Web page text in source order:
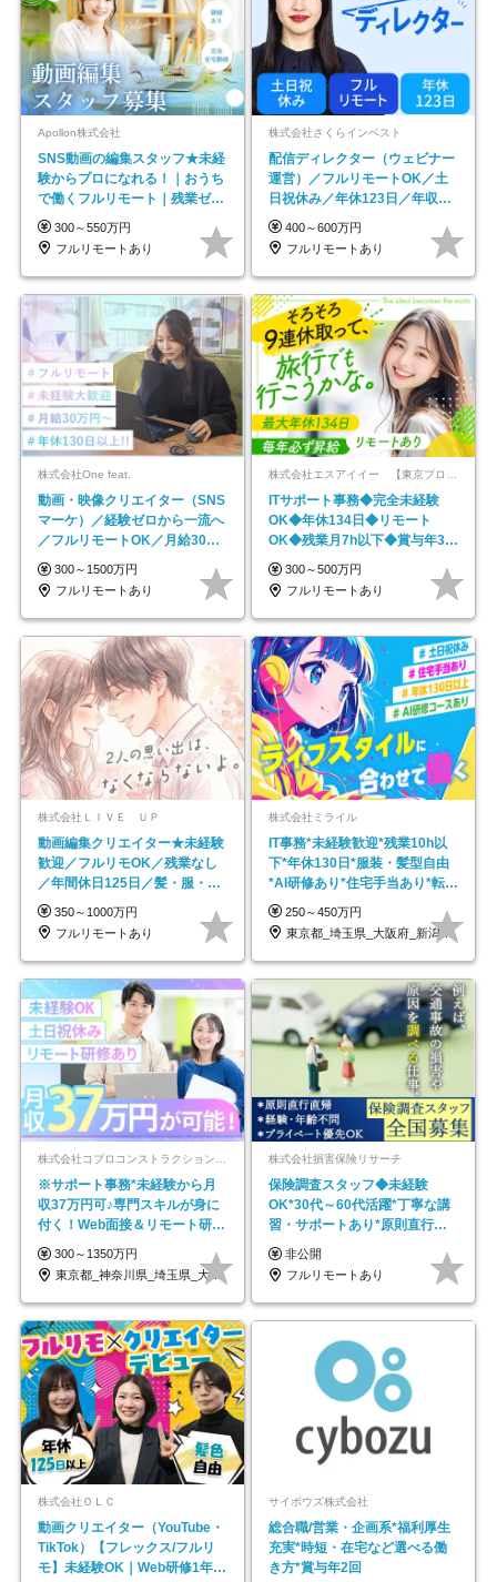
Apollon株式会社
SNS動画の編集スタッフ★未経
験からプロになれる！｜おうち
で働くフルリモート｜残業ゼロ
で18時退勤◎
300～550万円
フルリモートあり
株式会社さくらインベスト
配信ディレクター（ウェビナー
運営）／フルリモートOK／土
日祝休み／年休123日／年収
600万円可
400～600万円
フルリモートあり
株式会社One feat.
動画・映像クリエイター（SNS
マーケ）／経験ゼロから一流へ
／フルリモートOK／月給30万
円～／年休130日以上
300～1500万円
フルリモートあり
ITサポート事務◆完全未経験
OK◆年休134日◆リモート
OK◆残業月7h以下◆賞与年3回
◆5年目まで必ず昇給
300～500万円
フルリモートあり
株式会社ＬＩＶＥ ＵＰ
動画編集クリエイター★未経験
歓迎／フルリモOK／残業なし
／年間休日125日／髪・服・ネ
イル自由／研修充実で安心
350～1000万円
フルリモートあり
株式会社ミライル
IT事務*未経験歓迎*残業10h以
下*年休130日*服装・髪型自由
*AI研修あり*住宅手当あり*転勤
なし
250～450万円
東京都_埼玉県_大阪府_新潟県_福岡県
※サポート事務*未経験から月
収37万円可♪専門スキルが身に
付く！Web面接＆リモート研修
も充実♪/a
300～1350万円
東京都_神奈川県_埼玉県_大阪府_愛知県…
株式会社損害保険リサーチ
保険調査スタッフ◆未経験
OK*30代～60代活躍*丁寧な講
習・サポートあり*原則直行直
帰／全国募集・業務委託
非公開
フルリモートあり
株式会社ＯＬＣ
動画クリエイター（YouTube・
TikTok）【フレックス/フルリ
モ】未経験OK｜Web研修1年間
サイボウズ株式会社
総合職/営業・企画系*福利厚生
充実*時短・在宅など選べる働
き方*賞与年2回